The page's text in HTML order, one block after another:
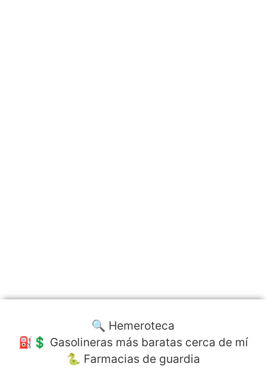
🔍 Hemeroteca
⛽️💲 Gasolineras más baratas cerca de mí
🐍 Farmacias de guardia